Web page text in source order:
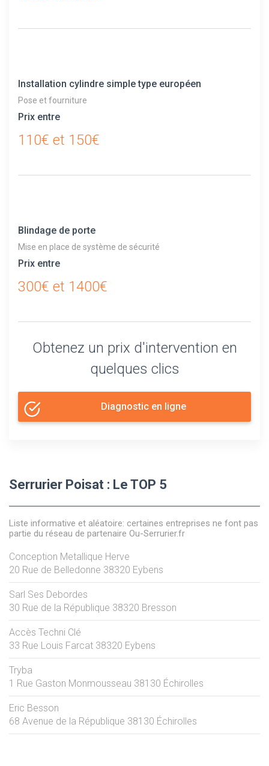
Installation cylindre simple type européen
Pose et fourniture
Prix entre
110€ et 150€
Blindage de porte
Mise en place de système de sécurité
Prix entre
300€ et 1400€
Obtenez un prix d'intervention en
quelques clics
Diagnostic en ligne
Serrurier Poisat : Le TOP 5
Liste informative et aléatoire: certaines entreprises ne font pas
partie du réseau de partenaire Ou-Serrurier.fr
Conception Metallique Herve
20 Rue de Belledonne 38320 Eybens
Sarl Ses Debordes
30 Rue de la République 38320 Bresson
Accès Techni Clé
33 Rue Louis Farcat 38320 Eybens
Tryba
1 Rue Gaston Monmousseau 38130 Échirolles
Eric Besson
68 Avenue de la République 38130 Échirolles